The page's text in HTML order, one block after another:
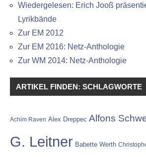
Wiedergelesen: Erich Jooß
Lyrikbände
Zur EM 2012
Zur EM 2016: Netz-Anthologie
Zur WM 2014: Netz-Anthologie
ARTIKEL FINDEN: SCHLAGWORTE
Achim Raven Alex Dreppec Alfons
G. Leitner Babette Werth